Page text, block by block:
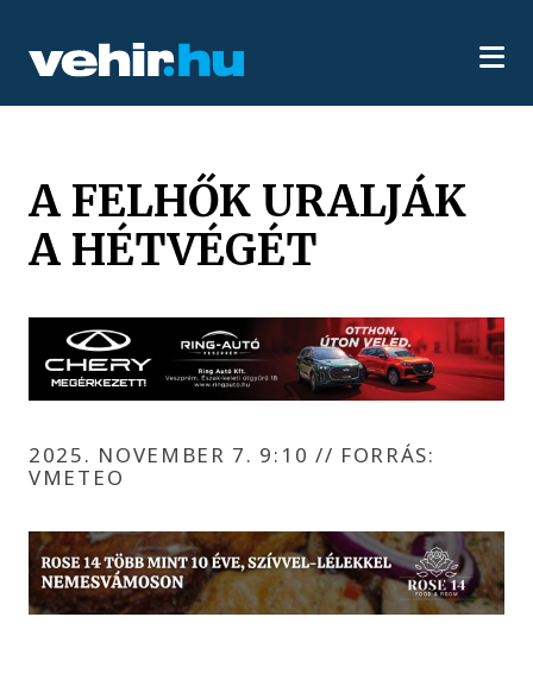
A FELHŐK URALJÁK
A HÉTVÉGÉT
2025. NOVEMBER 7. 9:10 // FORRÁS:
VMETEO